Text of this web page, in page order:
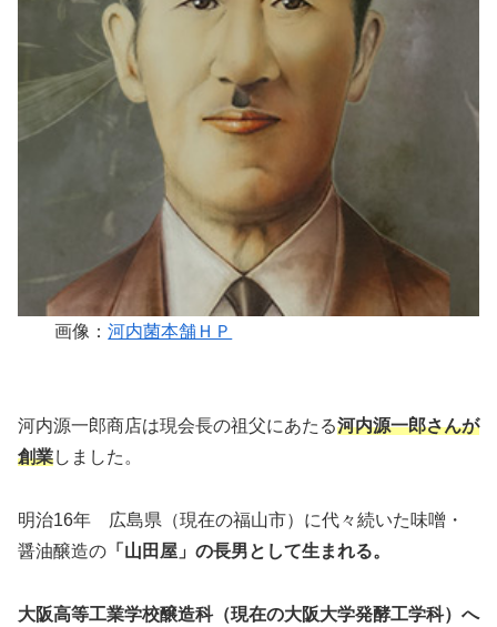
画像：河内菌本舗ＨＰ
河内源一郎商店は現会長の祖父にあたる河内源一郎さんが
創業しました。
明治16年 広島県（現在の福山市）に代々続いた味噌・
醤油醸造の 「山田屋」の長男として生まれる。
大阪高等工業学校醸造科（現在の大阪大学発酵工学科）へ